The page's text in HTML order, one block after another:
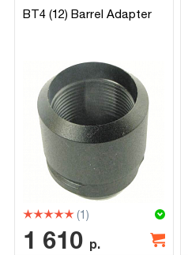
BT4 (12) Barrel Adapter
(1)
1 610 р.